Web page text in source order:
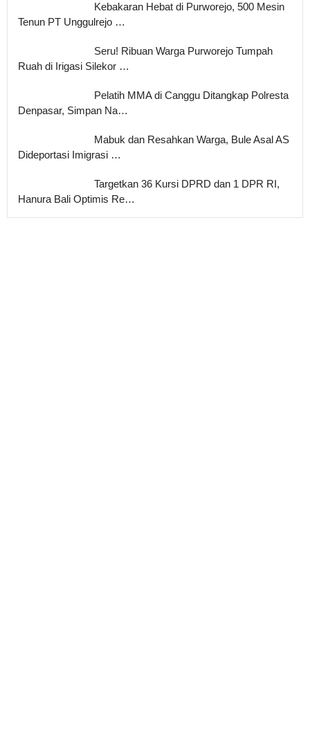
Kebakaran Hebat di Purworejo, 500 Mesin
Tenun PT Unggulrejo …
Seru! Ribuan Warga Purworejo Tumpah
Ruah di Irigasi Silekor …
Pelatih MMA di Canggu Ditangkap Polresta
Denpasar, Simpan Na…
Mabuk dan Resahkan Warga, Bule Asal AS
Dideportasi Imigrasi …
Targetkan 36 Kursi DPRD dan 1 DPR RI,
Hanura Bali Optimis Re…